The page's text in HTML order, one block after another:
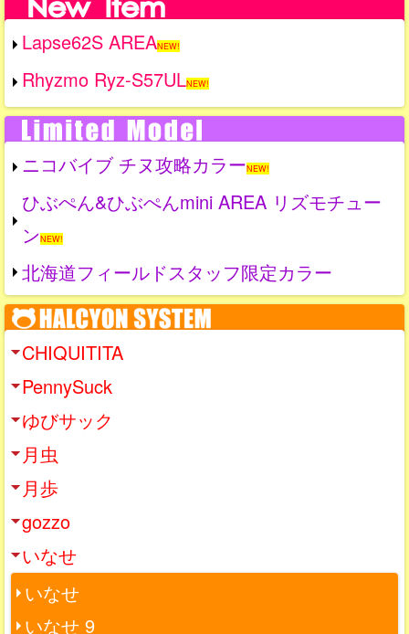
Lapse62S AREANEW!
Rhyzmo Ryz-S57ULNEW!
ニコバイブ チヌ攻略カラーNEW!
ひぶぺん&ひぶぺんmini AREA リズモチュー
ンNEW!
北海道フィールドスタッフ限定カラー
CHIQUITITA
PennySuck
ゆびサック
月虫
月歩
gozzo
いなせ
いなせ
いなせ 9